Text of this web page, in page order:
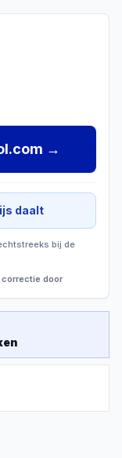
→
daalt
bij de
door